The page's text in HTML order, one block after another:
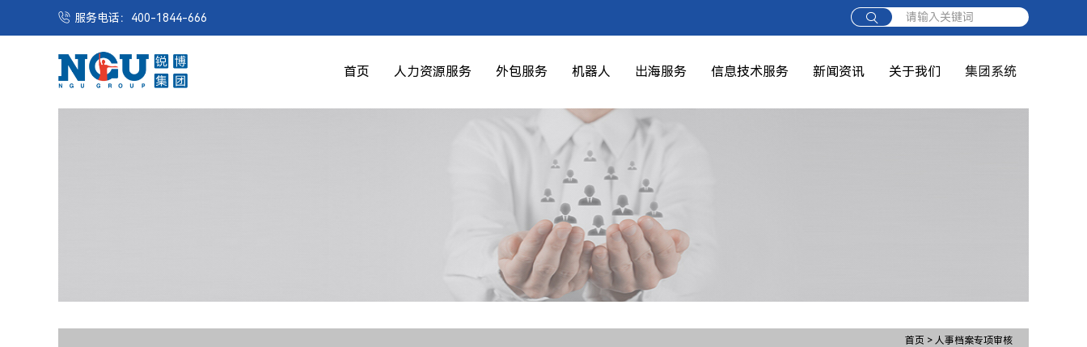
服务电话：400-1844-666 请输入关键词
首页 人力资源服务 外包服务 机器人 出海服务 信息技术服务 新闻资讯 关于我们 集团系统
首页 > 人事档案专项审核